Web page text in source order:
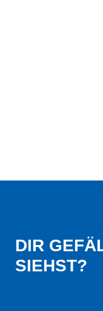
DIR
SIEHST?